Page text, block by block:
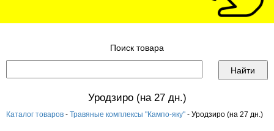
Поиск товара
Уродзиро (на 27 дн.)
Каталог товаров - Травяные комплексы "Кампо-яку" - Уродзиро (на 27 дн.)